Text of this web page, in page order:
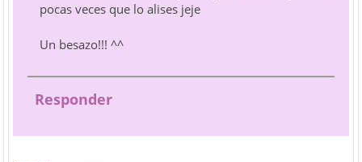
pocas veces que lo alises jeje
Un besazo!!! ^^
Responder